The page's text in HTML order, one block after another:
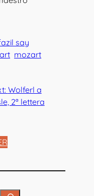
say
mozart
Wolferl a
2ª lettera